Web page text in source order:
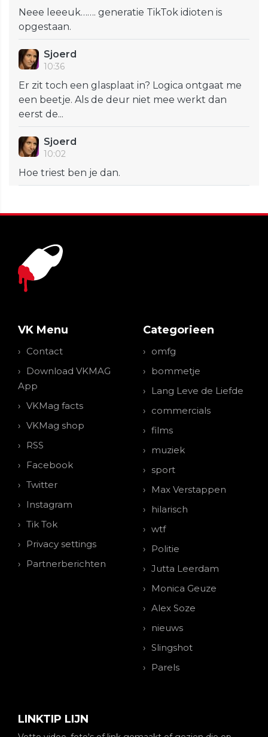
Neee leeeuk……. generatie TikTok idioten is
opgestaan.
Sjoerd
10:36
Er zit toch een glasplaat in? Logica ontgaat me
een beetje. Als de deur niet mee werkt dan
eerst de...
Sjoerd
10:02
Hoe triest ben je dan.
VK Menu
Contact
Download VKMAG
App
VKMag facts
VKMag shop
RSS
Facebook
Twitter
Instagram
Tik Tok
Privacy settings
Partnerberichten
Categorieen
omfg
bommetje
Lang Leve de Liefde
commercials
films
muziek
sport
Max Verstappen
hilarisch
wtf
Politie
Jutta Leerdam
Monica Geuze
Alex Soze
nieuws
Slingshot
Parels
LINKTIP LIJN